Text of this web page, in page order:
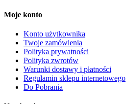
Moje konto
Konto użytkownika
Twoje zamówienia
Polityka prywatności
Polityka zwrotów
Warunki dostawy i płatności
Regulamin sklepu internetowego
Do Pobrania